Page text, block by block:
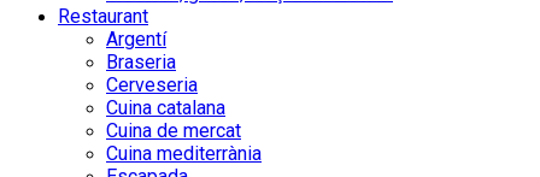
Restaurant
Argentí
Braseria
Cerveseria
Cuina catalana
Cuina de mercat
Cuina mediterrània